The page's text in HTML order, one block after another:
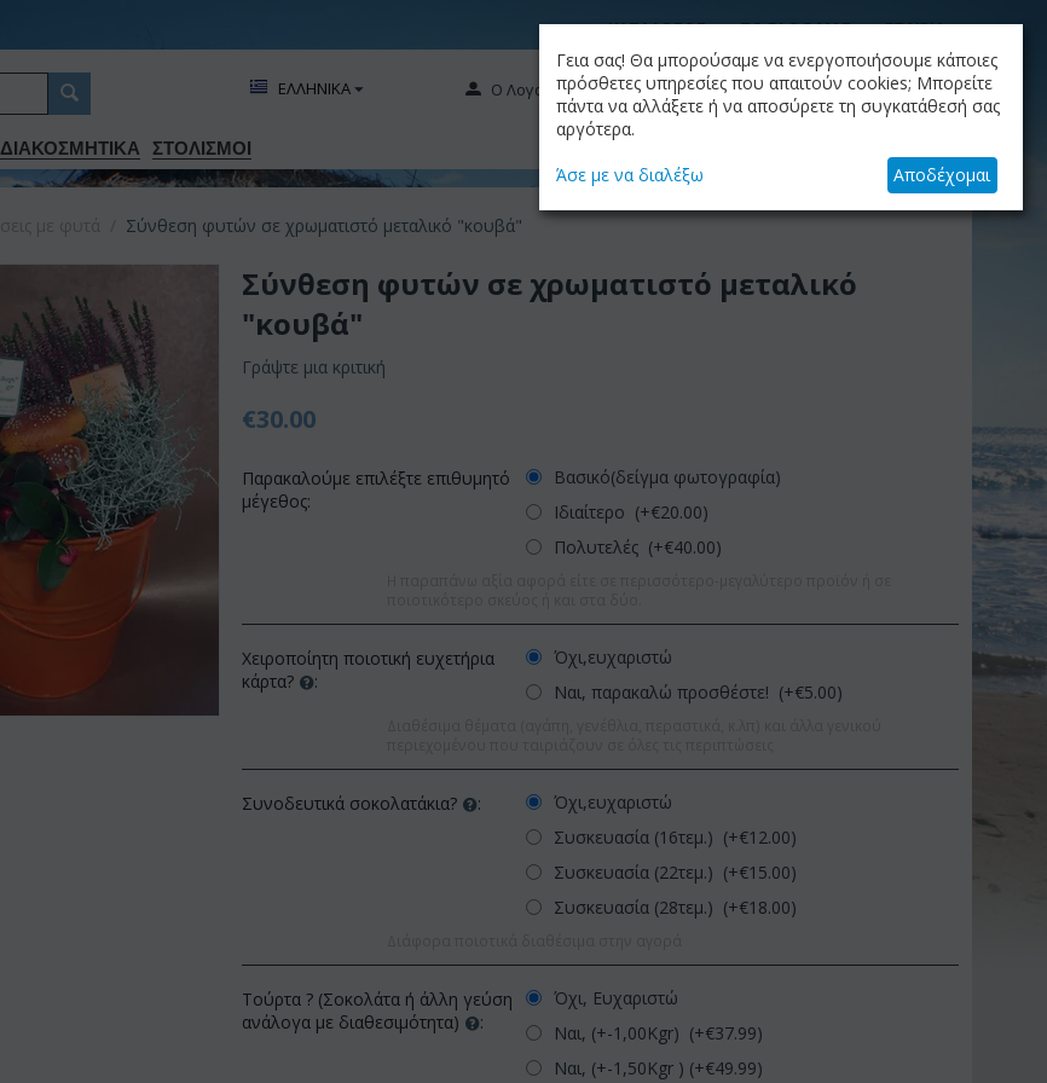
ΚΑΤΑΛΟΓΟΣ ΤΟ BLOG ΜΑΣ ΕΤΑΙΡΙΑ
ΔΙΑΚΟΣΜΗΤΙΚA ΣΤΟΛΙΣΜΟΙ
Ο Λογαριασμός μου
ΕΛΛΗΝΙΚΑ
+30.210.9319884
ΚΑΛΆΘΙ
Το καλάθι είναι άδειο
Σύνθεση φυτών σε χρωματιστό μεταλικό "κουβά"
Έκπτωση 11%
Σύνθεση φυτών σε χρωματιστό μεταλικό
"κουβά"
Γράψτε μια κριτική
€30.00
Παρακαλούμε επιλέξτε επιθυμητό
μέγεθος:
Βασικό(δείγμα φωτογραφία)
Ιδιαίτερο (+€20.00)
Πολυτελές (+€40.00)
Χειροποίητη ποιοτική ευχετήρια
κάρτα?
:
Όχι,ευχαριστώ
Ναι, παρακαλώ προσθέστε! (+€5.00)
Συνοδευτικά σοκολατάκια? :
Όχι,ευχαριστώ
Συσκευασία (16τεμ.) (+€12.00)
Συσκευασία (22τεμ.) (+€15.00)
Συσκευασία (28τεμ.) (+€18.00)
Τούρτα ? (Σοκολάτα ή άλλη γεύση
ανάλογα με διαθεσιμότητα)
:
Όχι, Ευχαριστώ
Ναι, (+-1,00Kgr) (+€37.99)
Ναι, (+-1,50Kgr ) (+€49.99)
Γεια σας! Θα μπορούσαμε να ενεργοποιήσουμε κάποιες
πρόσθετες υπηρεσίες που απαιτούν cookies; Μπορείτε
πάντα να αλλάξετε ή να αποσύρετε τη συγκατάθεσή σας
αργότερα.
Άσε με να διαλέξω Αποδέχομαι